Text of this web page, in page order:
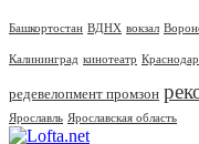
Башкортостан ВДНХ вокзал
Калининград кинотеатр Краснодар
редевелопмент промзон
Ярославль Ярославская область